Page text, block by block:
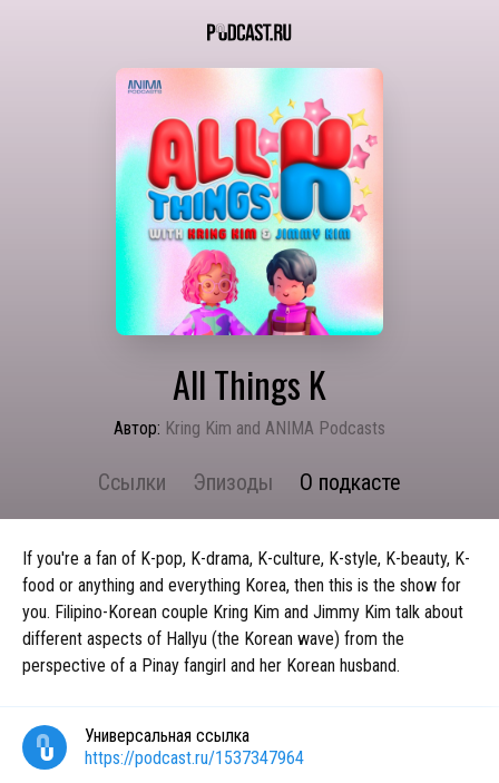
All Things K
Автор: Kring Kim and ANIMA Podcasts
Ссылки Эпизоды О подкасте
If you're a fan of K-pop, K-drama, K-culture, K-style, K-beauty, K-
food or anything and everything Korea, then this is the show for
you. Filipino-Korean couple Kring Kim and Jimmy Kim talk about
different aspects of Hallyu (the Korean wave) from the
perspective of a Pinay fangirl and her Korean husband.
Универсальная ссылка
https://podcast.ru/1537347964